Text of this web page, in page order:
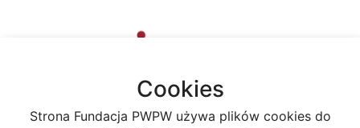
Cookies
Strona Fundacja PWPW używa plików cookies do